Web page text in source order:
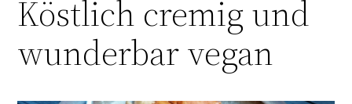
Köstlich cremig und
wunderbar vegan